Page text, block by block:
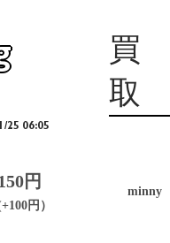
買
取
25 06:05
円
円）
minny